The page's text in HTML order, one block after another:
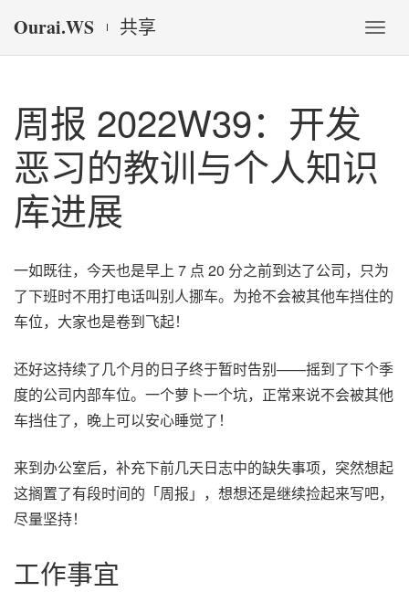
navs
Ourai.WS 共享
周报 2022W39：开发
恶习的教训与个人知识
库进展
一如既往，今天也是早上 7 点 20 分之前到达了公司，只为
了下班时不用打电话叫别人挪车。为抢不会被其他车挡住的
车位，大家也是卷到飞起！
还好这持续了几个月的日子终于暂时告别——摇到了下个季
度的公司内部车位。一个萝卜一个坑，正常来说不会被其他
车挡住了，晚上可以安心睡觉了！
来到办公室后，补充下前几天日志中的缺失事项，突然想起
这搁置了有段时间的「周报」，想想还是继续捡起来写吧，
尽量坚持！
工作事宜